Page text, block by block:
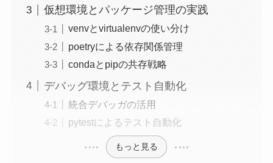
仮想環境とパッケージ管理の実践
venvとvirtualenvの使い分け
poetryによる依存関係管理
condaとpipの共存戦略
デバッグ環境とテスト自動化
統合デバッガの活用
pytestによるテスト自動化
もっと見る